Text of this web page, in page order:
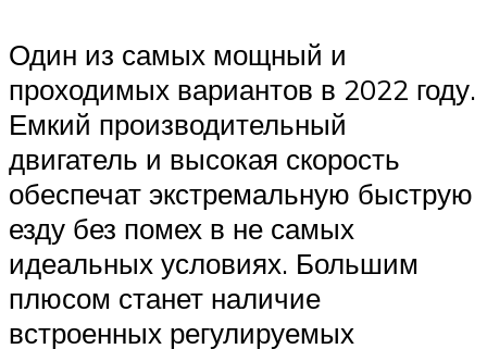
Один из самых мощный и
проходимых вариантов в 2022 году.
Емкий производительный
двигатель и высокая скорость
обеспечат экстремальную быструю
езду без помех в не самых
идеальных условиях. Большим
плюсом станет наличие
встроенных регулируемых